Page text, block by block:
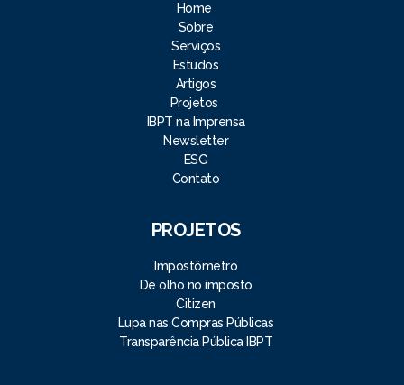
Home
Sobre
Serviços
Estudos
Artigos
Projetos
IBPT na Imprensa
Newsletter
ESG
Contato
PROJETOS
Impostômetro
De olho no imposto
Citizen
Lupa nas Compras Públicas
Transparência Pública IBPT